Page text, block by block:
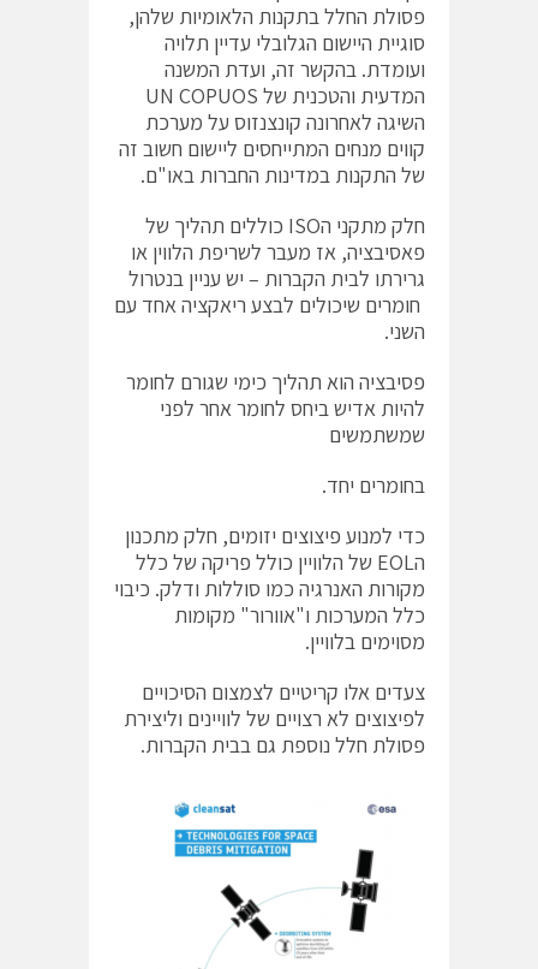
פסולת החלל בתקנות הלאומיות שלהן,
סוגיית היישום הגלובלי עדיין תלויה
ועומדת. בהקשר זה, ועדת המשנה
המדעית והטכנית של UN COPUOS
השיגה לאחרונה קונצנזוס על מערכת
קווים מנחים המתייחסים ליישום חשוב זה
של התקנות במדינות החברות באו"ם.
חלק מתקני הISO כוללים תהליך של
פאסיבציה, אז מעבר לשריפת הלווין או
גרירתו לבית הקברות – יש עניין בנטרול
חומרים שיכולים לבצע ריאקציה אחד עם
השני.
פסיבציה הוא תהליך כימי שגורם לחומר
להיות אדיש ביחס לחומר אחר לפני
שמשתמשים
בחומרים יחד.
כדי למנוע פיצוצים יזומים, חלק מתכנון
הEOL של הלוויין כולל פריקה של כלל
מקורות האנרגיה כמו סוללות ודלק. כיבוי
כלל המערכות ו"אוורור" מקומות
מסוימים בלוויין.
צעדים אלו קריטיים לצמצום הסיכויים
לפיצוצים לא רצויים של לוויינים וליצירת
פסולת חלל נוספת גם בבית הקברות.